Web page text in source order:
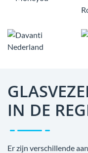
IN DE
Er zijn verschillende